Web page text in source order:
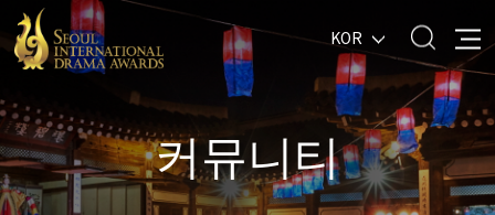
KOR
커뮤니티